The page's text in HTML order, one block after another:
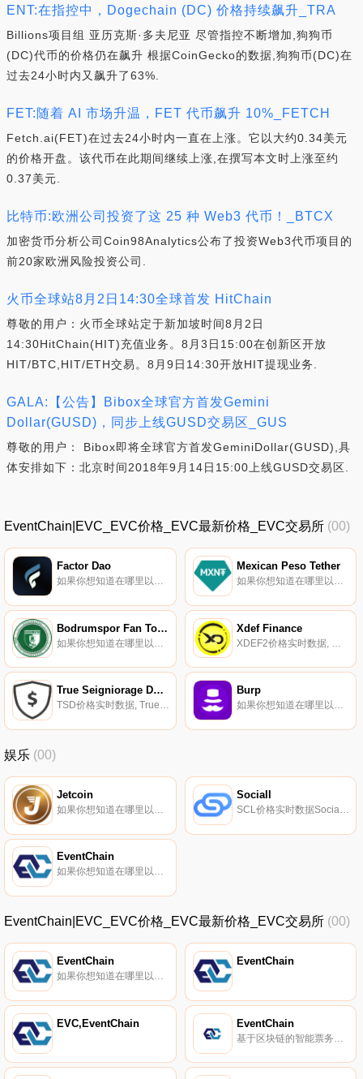
ENT:在指控中，Dogechain (DC) 价格持续飙升_TRA
Billions项目组 亚历克斯·多夫尼亚 尽管指控不断增加,狗狗币
(DC)代币的价格仍在飙升 根据CoinGecko的数据,狗狗币(DC)在
过去24小时内又飙升了63%.
FET:随着 AI 市场升温，FET 代币飙升 10%_FETCH
Fetch.ai(FET)在过去24小时内一直在上涨。它以大约0.34美元
的价格开盘。该代币在此期间继续上涨,在撰写本文时上涨至约
0.37美元.
比特币:欧洲公司投资了这 25 种 Web3 代币！_BTCX
加密货币分析公司Coin98Analytics公布了投资Web3代币项目的
前20家欧洲风险投资公司.
火币全球站8月2日14:30全球首发 HitChain
尊敬的用户：火币全球站定于新加坡时间8月2日
14:30HitChain(HIT)充值业务。8月3日15:00在创新区开放
HIT/BTC,HIT/ETH交易。8月9日14:30开放HIT提现业务.
GALA:【公告】Bibox全球官方首发Gemini
Dollar(GUSD)，同步上线GUSD交易区_GUS
尊敬的用户： Bibox即将全球官方首发GeminiDollar(GUSD),具
体安排如下：北京时间2018年9月14日15:00上线GUSD交易区.
EventChain|EVC_EVC价格_EVC最新价格_EVC交易所 (00)
Factor Dao
如果你想知道在哪里以当前价格购买Factor Dao,目前交易{Factor Dao]股票的顶级加密货币交易所是Deepcoin、Bitrue、Camelot和OpenOcean。您可以在我们的加密货币交易所页面上找到其他列表。$FCTR是Factor平台的实用工具令牌.
Mexican Peso Tether
如果你想知道在哪里以当前价格购买Mexican Peso Tether,目前交易{Mexican Peso Tether]股票的顶级加密货币交易所是Bitfinex。您可以在我们的加密货币交易所页面上找到其他列表。MXN?是一种稳定的数字资产,与墨西哥比索1:1挂钩.
Bodrumspor Fan Token Xdef Finance
True Seigniorage Dollar
TSD价格实时数据, True Seigniorage Dollar是一种去中心化的、预言机数据驱动的稳定币,它围绕时间加权平均价格（TWAP）预言机使用供应弹性方法来实现价格稳定。这是一种算法稳定币,使用TWAP来稳定价格。我们的目标是长期保持价格$TSD＝1美元.
Burp
如果你想知道在哪里以当前价格购买Burp,目前交易{Burp]股票的顶级加密货币交易所是KuCoin、Gate.io和Uniswap（V3）。您可以在我们的加密货币交易所页面上找到其他列表。什么是BURP代币？引入$BURP-对作为BURP代币项目一部分开发的产品进行实用性和治理的混合.
娱乐 (00)
Jetcoin Sociall
EventChain
如果你想知道在哪里以当前价格购买EventChain,目前交易{EventChain]股票的顶级加密货币交易所是Mercatox。您可以在我们的加密货币交易所页面上找到其他列表。EventChain（EVC）是一种加密货币,在以太坊平台上运行.
EventChain|EVC_EVC价格_EVC最新价格_EVC交易所 (00)
EventChain
如果你想知道在哪里以当前价格购买EventChain,目前交易{EventChain]股票的顶级加密货币交易所是Mercatox。您可以在我们的加密货币交易所页面上找到其他列表。EventChain（EVC）是一种加密货币,在以太坊平台上运行.
EventChain
EVC,EventChain EventChain